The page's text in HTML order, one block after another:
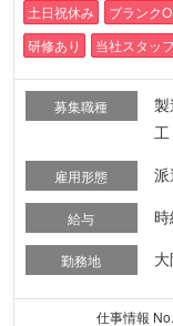
土日祝休み
ブランク
研修あり
当社スタッ
募集職種
工
雇用形態 派
給与
勤務地
仕事情報